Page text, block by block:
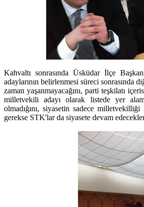
Kahvaltı sonrasında Üsküdar İlçe
adaylarının belirlenmesi süreci sonrasında
zaman yaşanmayacağını, parti teşkilatı
milletvekili adayı olarak listede yer
olmadığını, siyasetin sadece
gerekse STK'lar da siyasete devam